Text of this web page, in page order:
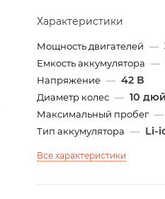
Характеристики
Мощность двигателей —
Емкость аккумулятора —
Напряжение — 42 В
Диаметр колес — 10
Максимальный пробег —
Тип аккумулятора — Li-
Все характеристики